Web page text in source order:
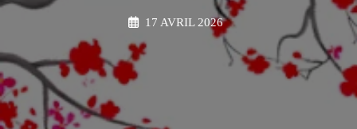
17 AVRIL 2026